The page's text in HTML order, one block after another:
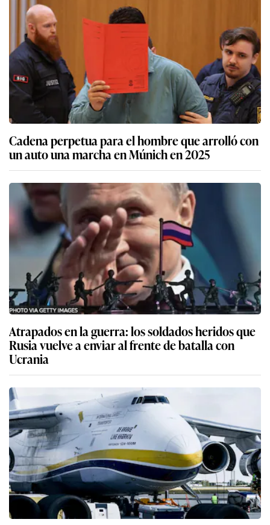
Cadena perpetua para el hombre que arrolló con
un auto una marcha en Múnich en 2025
Atrapados en la guerra: los soldados heridos que
Rusia vuelve a enviar al frente de batalla con
Ucrania